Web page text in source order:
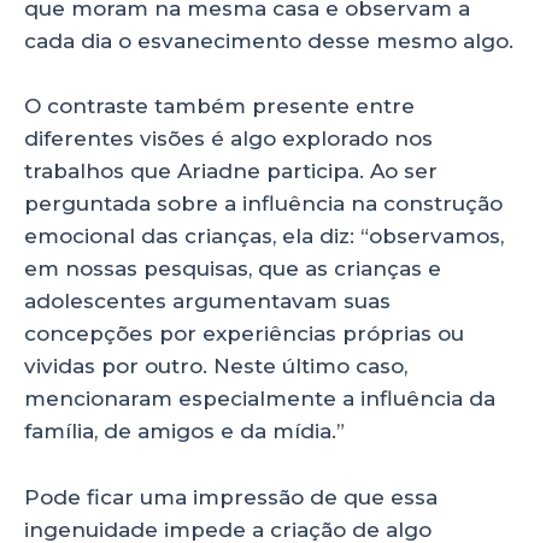
que moram na mesma casa e observam a
cada dia o esvanecimento desse mesmo algo.
O contraste também presente entre
diferentes visões é algo explorado nos
trabalhos que Ariadne participa. Ao ser
perguntada sobre a influência na construção
emocional das crianças, ela diz: “observamos,
em nossas pesquisas, que as crianças e
adolescentes argumentavam suas
concepções por experiências próprias ou
vividas por outro. Neste último caso,
mencionaram especialmente a influência da
família, de amigos e da mídia.”
Pode ficar uma impressão de que essa
ingenuidade impede a criação de algo